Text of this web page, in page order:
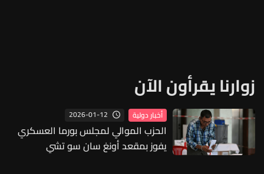
زوارنا يقرأون الآن
أخبار دولية 2026-01-12
الحزب الموالي لمجلس بورما العسكري
يفوز بمقعد أونغ سان سو تشي